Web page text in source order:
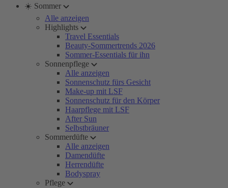
☀️ Sommer
Alle anzeigen
Highlights
Travel Essentials
Beauty-Sommertrends 2026
Sommer-Essentials für ihn
Sonnenpflege
Alle anzeigen
Sonnenschutz fürs Gesicht
Make-up mit LSF
Sonnenschutz für den Körper
Haarpflege mit LSF
After Sun
Selbstbräuner
Sommerdüfte
Alle anzeigen
Damendüfte
Herrendüfte
Bodyspray
Pflege